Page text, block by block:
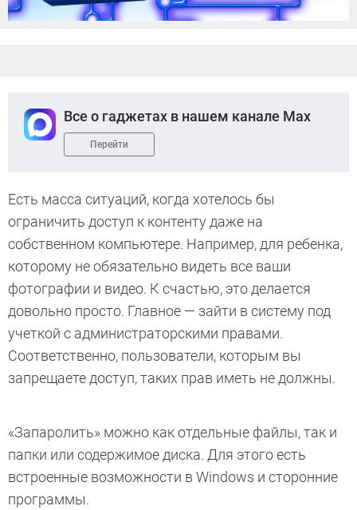
Все о гаджетах в нашем канале Max
Перейти
Есть масса ситуаций, когда хотелось бы
ограничить доступ к контенту даже на
собственном компьютере. Например, для ребенка,
которому не обязательно видеть все ваши
фотографии и видео. К счастью, это делается
довольно просто. Главное — зайти в систему под
учеткой с администраторскими правами.
Соответственно, пользователи, которым вы
запрещаете доступ, таких прав иметь не должны.
«Запаролить» можно как отдельные файлы, так и
папки или содержимое диска. Для этого есть
встроенные возможности в Windows и сторонние
программы.